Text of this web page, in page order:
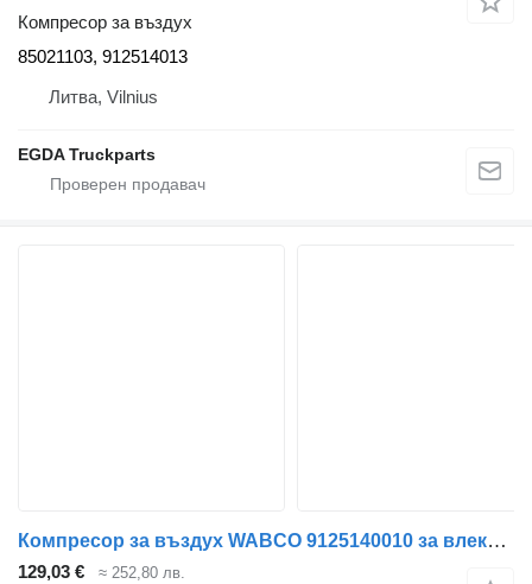
Компресор за въздух
85021103, 912514013
Литва, Vilnius
EGDA Truckparts
Компресор за въздух WABCO 9125140010 за влекач Renault Premium, Premium 2 (1996-2014)
129,03 € ≈ 252,80 лв.